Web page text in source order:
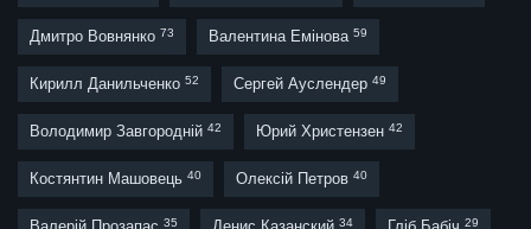
Дмитро Вовнянко 73 Валентина Емінова 59
Кирилл Данильченко 52 Сергей Ауслендер 49
Володимир Завгородній 42 Юрий Христензен 42
Костянтин Машовець 40 Олексій Петров 40
35 34 29